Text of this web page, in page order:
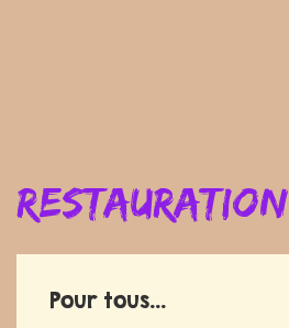
Restauration
Pour tous...